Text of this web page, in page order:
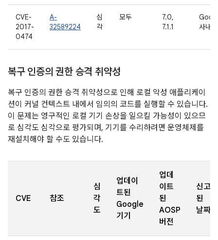
CVE-
2017-
0474
A-
32589224
심
각
모두
7.0,
7.1.1
사내용
복구 인증의 권한 승격 취약성
복구 인증의 권한 승격 취약성으로 인해 로컬 악성 애플리케이
션이 커널 컨텍스트 내에서 임의의 코드를 실행할 수 있습니다.
이 문제는 영구적인 로컬 기기 손상을 일으킬 가능성이 있으므
로 심각도 심각으로 평가되며, 기기를 수리하려면 운영체제를
재설치해야 할 수도 있습니다.
CVE 참조
심
각
도
업데이
트된
Google
기기
업데
이트
된
AOSP
버전
신고
된
날짜